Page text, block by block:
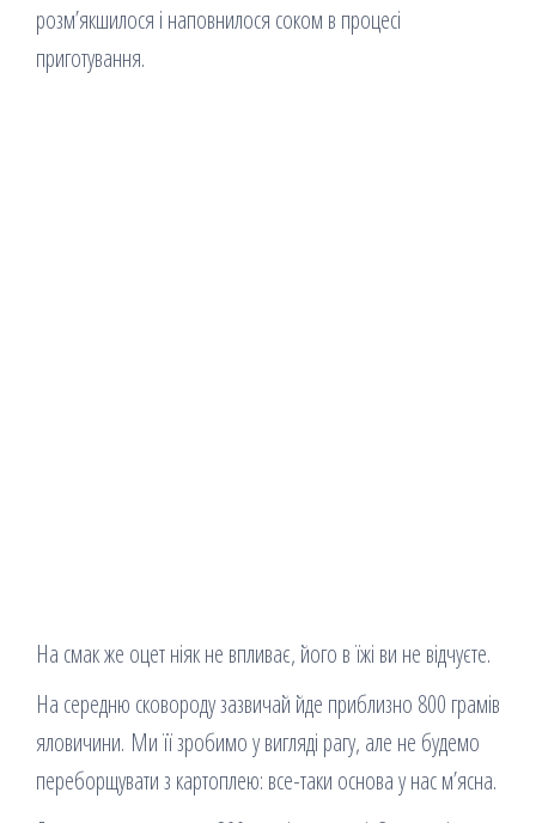
розм’якшилося і наповнилося соком в процесі
приготування.
На смак же оцет ніяк не впливає, його в їжі ви не відчуєте.
На середню сковороду зазвичай йде приблизно 800 грамів
яловичини. Ми її зробимо у вигляді рагу, але не будемо
переборщувати з картоплею: ​​все-таки основа у нас м’ясна.